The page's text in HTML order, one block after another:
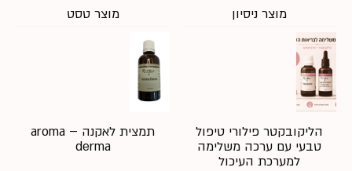
מוצר ניסיון מוצר טסט
הליקובקטר פילורי טיפול
טבעי עם ערכה משלימה
למערכת העיכול
תמצית לאקנה – aroma
derma